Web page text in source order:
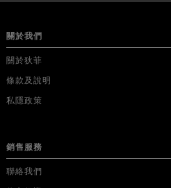
關於我們
關於狄菲
條款及說明
私隱政策
銷售服務
聯絡我們